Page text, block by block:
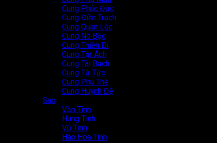
Cung Phúc Đức
Cung Điền Trạch
Cung Quan Lộc
Cung Nô Bộc
Cung Thiên Di
Cung Tật Ách
Cung Tài Bạch
Cung Tử Tức
Cung Phu Thê
Cung Huynh Đệ
Sao
Văn Tinh
Hung Tinh
Vũ Tinh
Hào Hoa Tinh